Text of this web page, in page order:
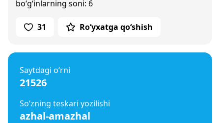
bo‘g‘inlarning soni: 6
31 Ro‘yxatga qo‘shish
Saytdagi o‘rni
21526
So‘zning teskari yozilishi
azhal-amazhal